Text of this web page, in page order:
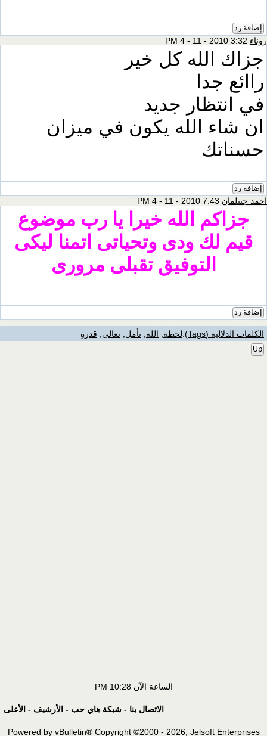
إضافة رد
روناء
جزاك الله كل خير
راائع جدا
في انتظار جديد
ان شاء الله يكون في ميزان
حسناتك
إضافة رد
احمد جنتلمان
جزاكم الله خيرا يا رب موضوع
قيم لك ودى وتحياتى اتمنا ليكى
التوفيق تقبلى مرورى
إضافة رد
الكلمات الدلالية (Tags) :لحظة, الله, تأمل, تعالى, قدرةِ
Up
الساعة الآن10:28 PM
الاتصال بنا - شبكة هاي حب - الأرشيف - الأعلى
Powered by vBulletin® Copyright ©2000 - 2026, Jelsoft Enterprises